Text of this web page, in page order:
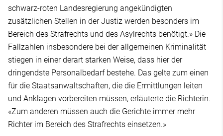
schwarz-roten Landesregierung angekündigten
zusätzlichen Stellen in der Justiz werden besonders im
Bereich des Strafrechts und des Asylrechts benötigt.» Die
Fallzahlen insbesondere bei der allgemeinen Kriminalität
stiegen in einer derart starken Weise, dass hier der
dringendste Personalbedarf bestehe. Das gelte zum einen
für die Staatsanwaltschaften, die die Ermittlungen leiten
und Anklagen vorbereiten müssen, erläuterte die Richterin.
«Zum anderen müssen auch die Gerichte immer mehr
Richter im Bereich des Strafrechts einsetzen.»